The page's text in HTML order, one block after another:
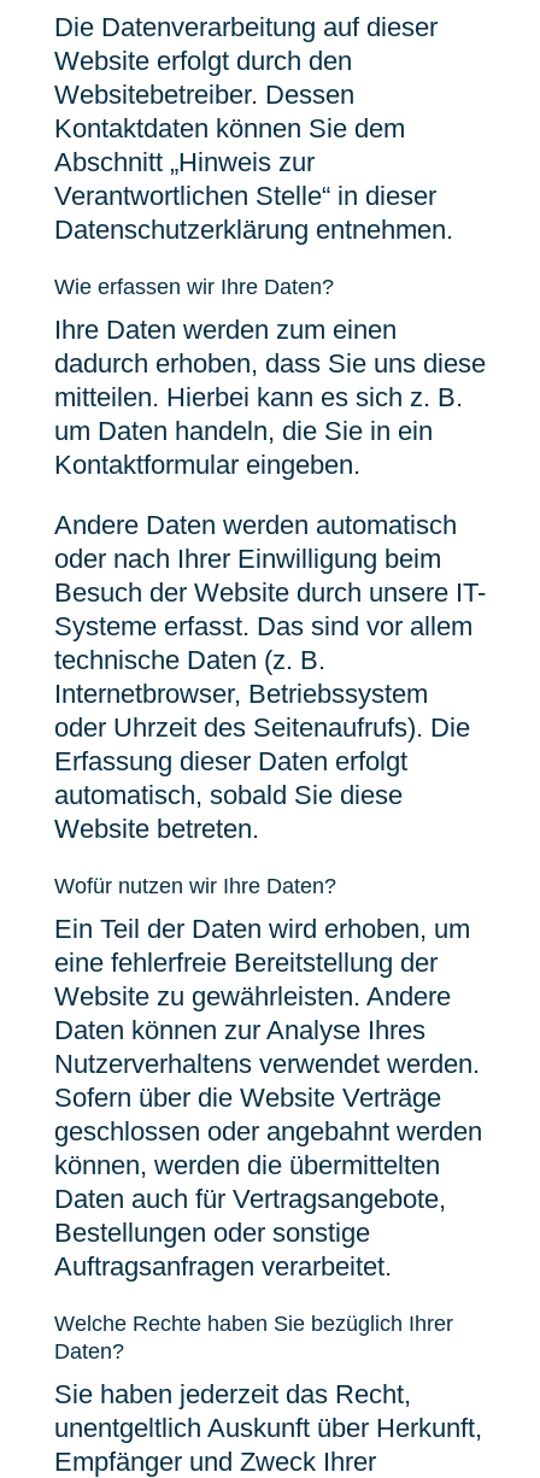
Die Datenverarbeitung auf dieser
Website erfolgt durch den
Websitebetreiber. Dessen
Kontaktdaten können Sie dem
Abschnitt „Hinweis zur
Verantwortlichen Stelle“ in dieser
Datenschutzerklärung entnehmen.
Wie erfassen wir Ihre Daten?
Ihre Daten werden zum einen
dadurch erhoben, dass Sie uns diese
mitteilen. Hierbei kann es sich z. B.
um Daten handeln, die Sie in ein
Kontaktformular eingeben.
Andere Daten werden automatisch
oder nach Ihrer Einwilligung beim
Besuch der Website durch unsere IT-
Systeme erfasst. Das sind vor allem
technische Daten (z. B.
Internetbrowser, Betriebssystem
oder Uhrzeit des Seitenaufrufs). Die
Erfassung dieser Daten erfolgt
automatisch, sobald Sie diese
Website betreten.
Wofür nutzen wir Ihre Daten?
Ein Teil der Daten wird erhoben, um
eine fehlerfreie Bereitstellung der
Website zu gewährleisten. Andere
Daten können zur Analyse Ihres
Nutzerverhaltens verwendet werden.
Sofern über die Website Verträge
geschlossen oder angebahnt werden
können, werden die übermittelten
Daten auch für Vertragsangebote,
Bestellungen oder sonstige
Auftragsanfragen verarbeitet.
Welche Rechte haben Sie bezüglich Ihrer
Daten?
Sie haben jederzeit das Recht,
unentgeltlich Auskunft über Herkunft,
Empfänger und Zweck Ihrer